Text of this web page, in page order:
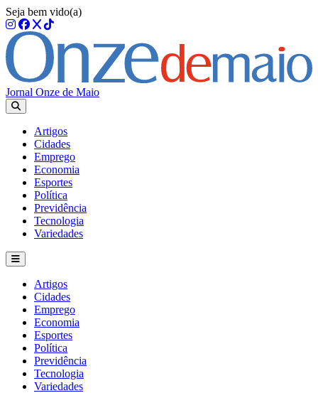
Seja bem vido(a)
Jornal Onze de Maio
Artigos
Cidades
Emprego
Economia
Esportes
Política
Previdência
Tecnologia
Variedades
Artigos
Cidades
Emprego
Economia
Esportes
Política
Previdência
Tecnologia
Variedades